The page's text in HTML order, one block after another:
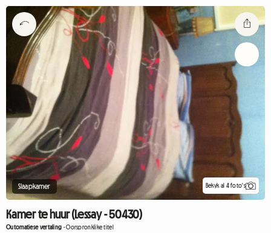
Slaapkamer Bekyk al 4 foto's
Kamer te huur (Lessay - 50430)
Outomatiese vertaling -Oorspronklike titel